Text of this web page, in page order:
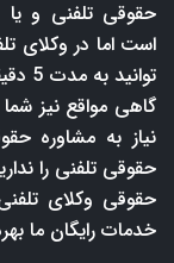
حقوقی تلفنی و یا
گاهی مواقع نیز
نیاز به مشاوره
حقوقی تلفنی را
حقوقی وکلای
خدمات رایگان ما